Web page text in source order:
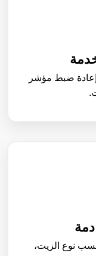
إعادة ضبط مؤشر
نوع الزيت،